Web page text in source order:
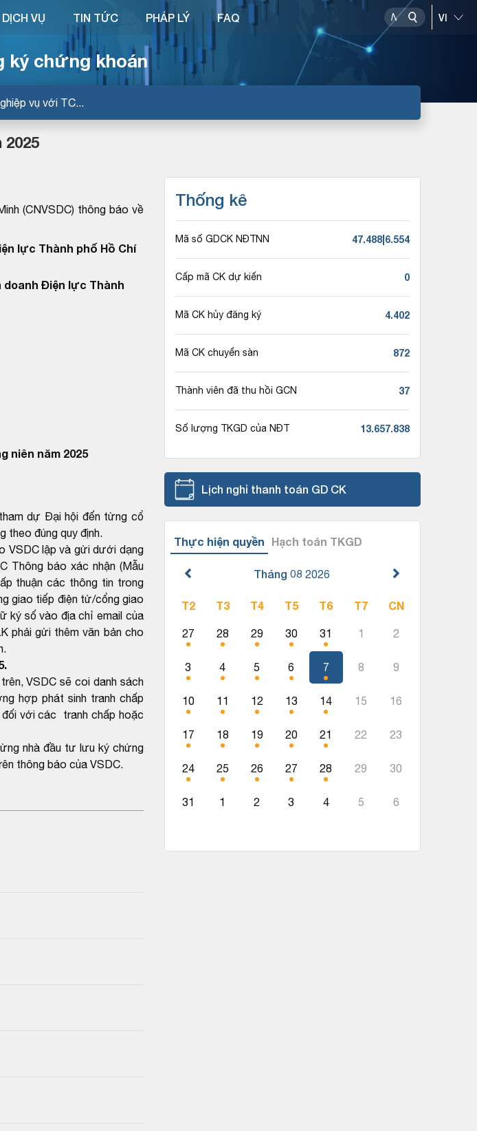
ký chứng khoán
vụ với TC...
DỊCH VỤ TIN TỨC PHÁP LÝ FAQ
(CNVSDC) thông báo về
lực Thành phố Hồ Chí
doanh Điện lực Thành
niên năm 2025
dự Đại hội đến từng cổ
đúng quy định.
VSDC lập và gửi dưới dạng
Thông báo xác nhận (Mẫu
thuận các thông tin trong
giao tiếp điện tử/cổng giao
ký số vào địa chỉ email của
phải gửi thêm văn bản cho
VSDC sẽ coi danh sách
hợp phát sinh tranh chấp
với các tranh chấp hoặc
nhà đầu tư lưu ký chứng
thông báo của VSDC.
Thống kê
Mã số GDCK NĐTNN 47.488|6.554
Cấp mã CK dự kiến 0
Mã CK hủy đăng ký 4.402
Mã CK chuyển sàn 872
Thành viên đã thu hồi GCN 37
Số lượng TKGD của NĐT 13.657.838
Lịch nghỉ thanh toán GD CK
Thực hiện quyền Hạch toán TKGD
Tháng 08 2026
T2 T3 T4 T5 T6 T7 CN
27 28 29 30 31 1 2
3 4 5 6 7 8 9
10 11 12 13 14 15 16
17 18 19 20 21 22 23
24 25 26 27 28 29 30
31 1 2 3 4 5 6